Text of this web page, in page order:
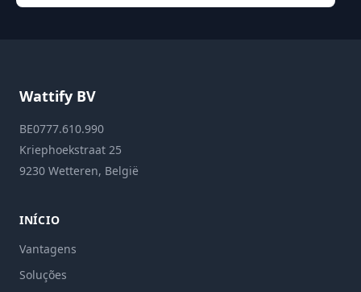
Wattify BV
BE0777.610.990
Kriephoekstraat 25
9230 Wetteren, België
INÍCIO
Vantagens
Soluções